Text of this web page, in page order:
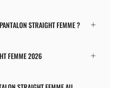
STRAIGHT FEMME ?
FEMME 2026